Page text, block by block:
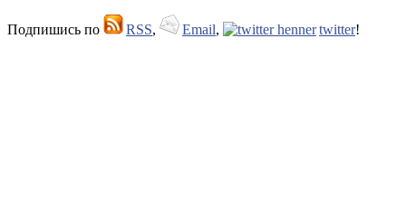
Подпишись по RSS, Email, twitter!